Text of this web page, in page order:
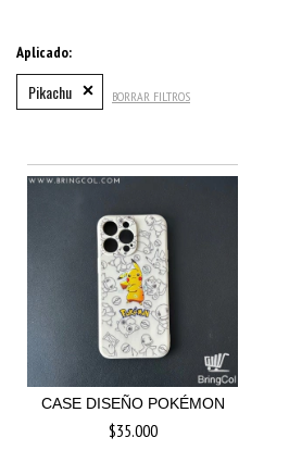
Aplicado:
Pikachu BORRAR FILTROS
CASE DISEÑO POKÉMON
$35.000